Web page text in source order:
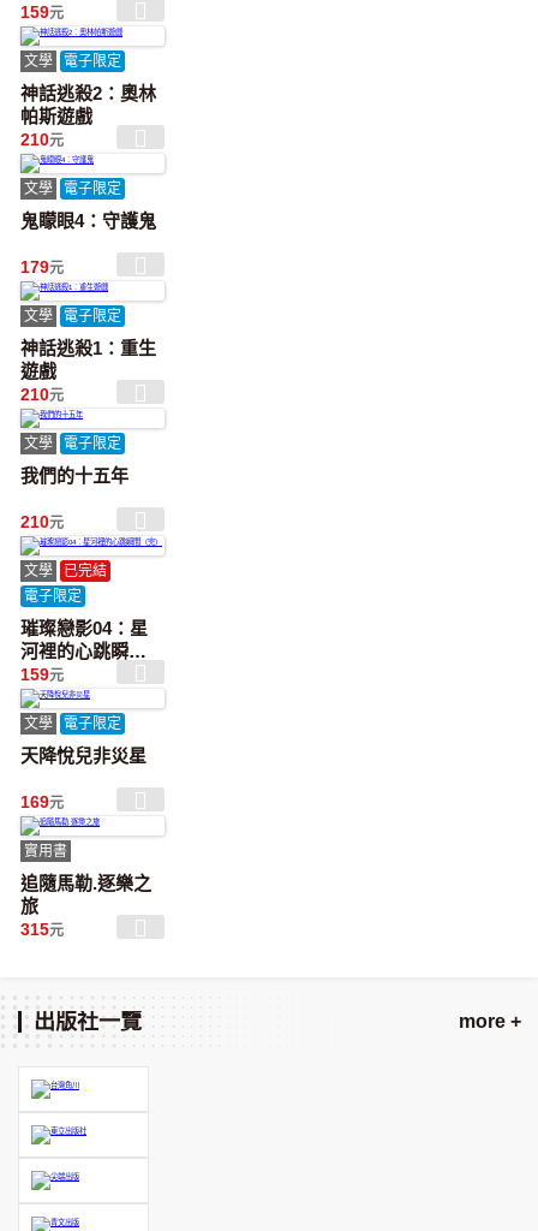
生
159元
文學 電子限定
神話逃殺2：奧林
帕斯遊戲
210元
文學 電子限定
鬼矇眼4：守護鬼
179元
文學 電子限定
神話逃殺1：重生
遊戲
210元
文學 電子限定
我們的十五年
210元
文學
已完結
電子限定
璀璨戀影04：星
河裡的心跳瞬間
（完）
159元
文學 電子限定
天降悅兒非災星
169元
實用書
追隨馬勒.逐樂之
旅
315元
出版社一覽 more +